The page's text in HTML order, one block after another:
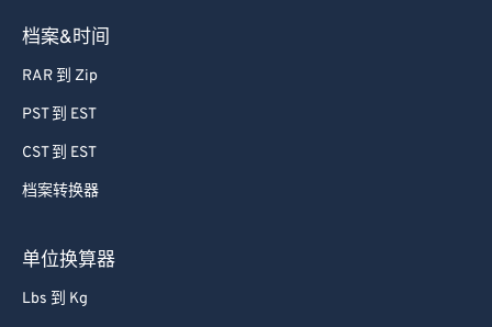
档案&时间
RAR 到 Zip
PST 到 EST
CST 到 EST
档案转换器
单位换算器
Lbs 到 Kg